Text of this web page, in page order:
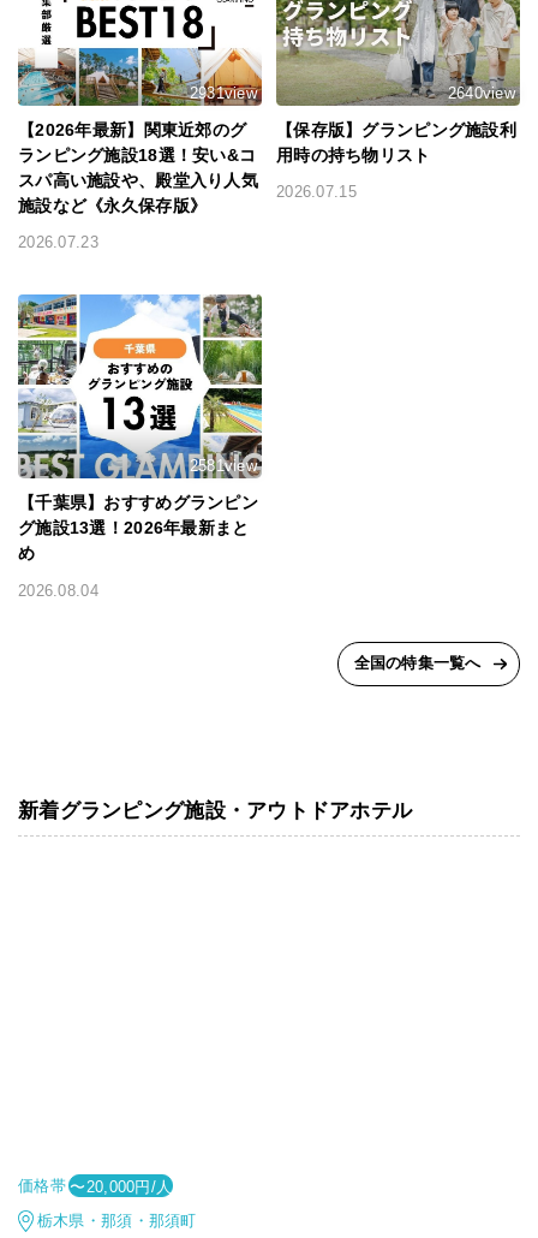
2931view
【2026年最新】関東近郊のグ
ランピング施設18選！安い&コ
スパ高い施設や、殿堂入り人気
施設など《永久保存版》
2026.07.23
2640view
【保存版】グランピング施設利
用時の持ち物リスト
2026.07.15
2581view
【千葉県】おすすめグランピン
グ施設13選！2026年最新まと
め
2026.08.04
全国の特集一覧へ
新着グランピング施設・アウトドアホテル
価格帯 〜20,000円/人
栃木県・那須・那須町